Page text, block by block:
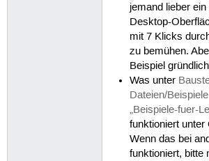
jemand lieber
Desktop-
mit 7 Klicks
zu bemühen.
Beispiel
Was unter
Dateien/
„Beispiele-fuer-
funktioniert
Wenn das bei
funktioniert, bitte